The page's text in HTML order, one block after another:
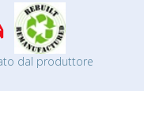
dal produttore